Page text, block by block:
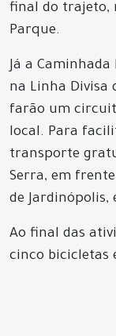
final do trajeto,
Parque.
Já a
na Linha Divisa
farão um
local. Para
transporte
Serra, em
de Jardinópolis,
Ao final das
cinco bicicletas